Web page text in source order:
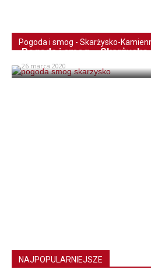
Pogoda i smog - Skarżysko-
Pogoda i smog –
26 marca 2020
NAJPOPULARNIEJSZE